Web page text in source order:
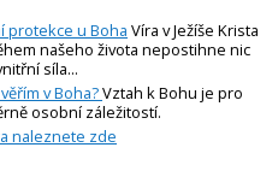
protekce u Boha Víra v Ježíše Krista
našeho života nepostihne nic
síla...
v Boha?Vztah k Bohu je pro
osobní záležitostí.
naleznete zde